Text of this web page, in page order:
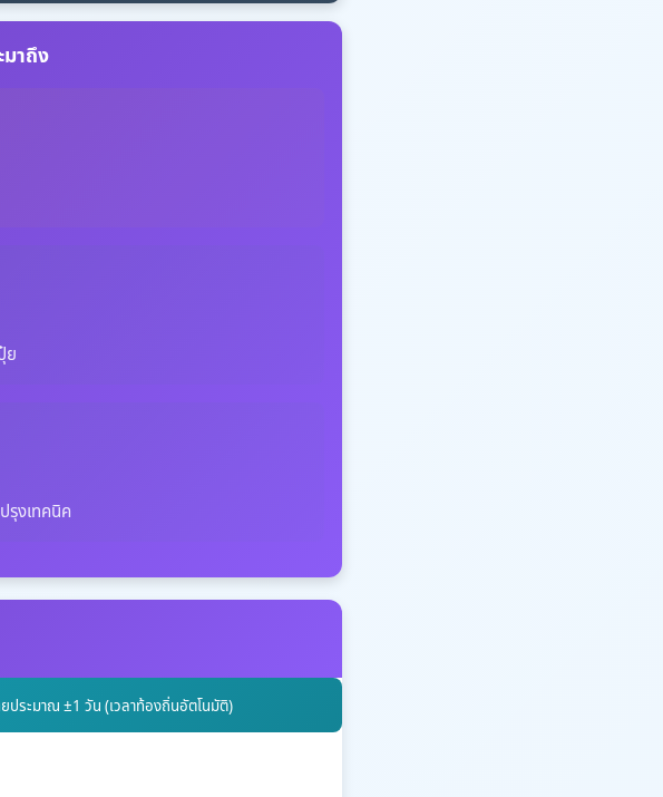
มาถึง
ย
รุงเทคนิค
ประมาณ ±1 วัน (เวลาท้องถิ่นอัตโนมัติ)